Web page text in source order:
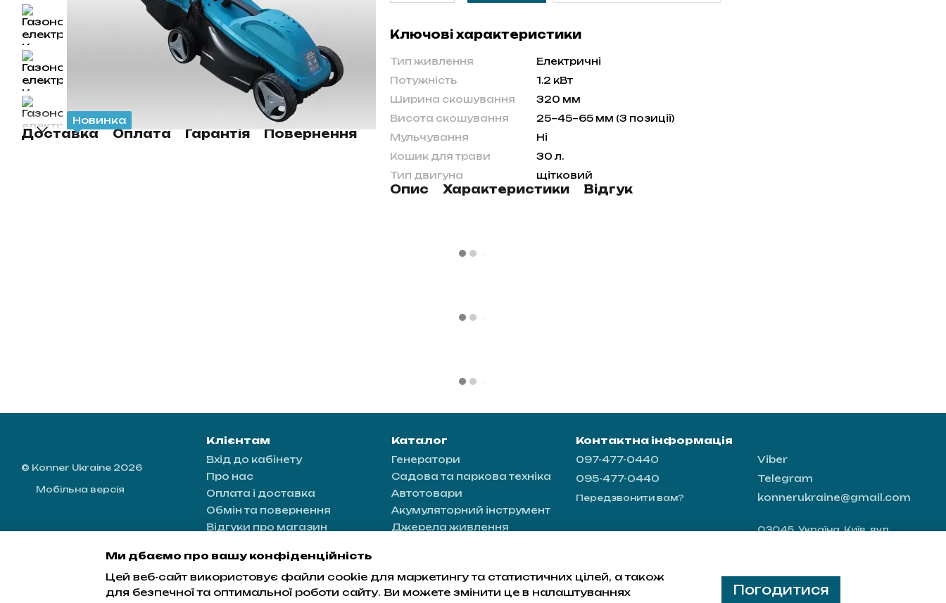
Новинка
Доставка Оплата Гарантія Повернення
Ключові характеристики
Тип живлення
Електричні
Потужність
1.2 кВт
Ширина скошування
320 мм
Висота скошування
25–45–65 мм (3 позиції)
Мульчування
Ні
Кошик для трави
30 л.
Тип двигуна
щітковий
Опис Характеристики Відгук
© Konner Ukraine 2026
Мобільна версія
Клієнтам
Вхід до кабінету
Про нас
Оплата і доставка
Обмін та повернення
Відгуки про магазин
Блог
Угода користувача
Мапа сайту
Каталог
Генератори
Садова та паркова техніка
Автотовари
Акумуляторний інструмент
Джерела живлення
Контактна інформація
097-477-0440
095-477-0440
Передзвонити вам?
Viber
Telegram
konnerukraine@gmail.com
03045, Україна, Київ, вул.
Ми дбаємо про вашу конфіденційність
Цей веб-сайт використовує файли cookie для маркетингу та статистичних цілей, а також
для безпечної та оптимальної роботи сайту. Ви можете змінити це в налаштуваннях
Погодитися